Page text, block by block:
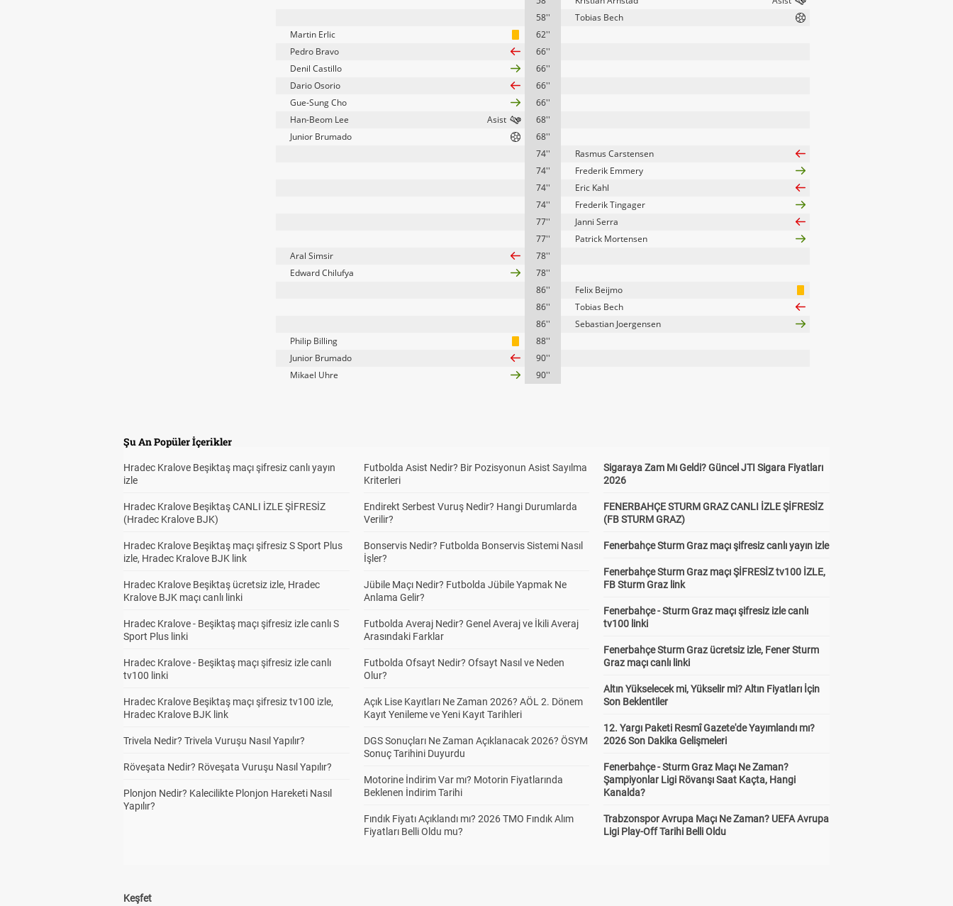
58''
Tobias Bech
Martin Erlic
62''
Pedro Bravo
66''
Denil Castillo
66''
Dario Osorio
66''
Gue-Sung Cho
66''
Han-Beom Lee
68''
Junior Brumado
68''
74''
Rasmus Carstensen
74''
Frederik Emmery
74''
Eric Kahl
74''
Frederik Tingager
77''
Janni Serra
77''
Patrick Mortensen
Aral Simsir
78''
Edward Chilufya
78''
86''
Felix Beijmo
86''
Tobias Bech
86''
Sebastian Joergensen
Philip Billing
88''
Junior Brumado
90''
Mikael Uhre
90''
Şu An Popüler İçerikler
Hradec Kralove Beşiktaş maçı şifresiz canlı yayın
izle
Hradec Kralove Beşiktaş CANLI İZLE ŞİFRESİZ
(Hradec Kralove BJK)
Hradec Kralove Beşiktaş maçı şifresiz S Sport Plus
izle, Hradec Kralove BJK link
Hradec Kralove Beşiktaş ücretsiz izle, Hradec
Kralove BJK maçı canlı linki
Hradec Kralove - Beşiktaş maçı şifresiz izle canlı S
Sport Plus linki
Hradec Kralove - Beşiktaş maçı şifresiz izle canlı
tv100 linki
Hradec Kralove Beşiktaş maçı şifresiz tv100 izle,
Hradec Kralove BJK link
Trivela Nedir? Trivela Vuruşu Nasıl Yapılır?
Röveşata Nedir? Röveşata Vuruşu Nasıl Yapılır?
Plonjon Nedir? Kalecilikte Plonjon Hareketi Nasıl
Yapılır?
Futbolda Asist Nedir? Bir Pozisyonun Asist Sayılma
Kriterleri
Endirekt Serbest Vuruş Nedir? Hangi Durumlarda
Verilir?
Bonservis Nedir? Futbolda Bonservis Sistemi Nasıl
İşler?
Jübile Maçı Nedir? Futbolda Jübile Yapmak Ne
Anlama Gelir?
Futbolda Averaj Nedir? Genel Averaj ve İkili Averaj
Arasındaki Farklar
Futbolda Ofsayt Nedir? Ofsayt Nasıl ve Neden
Olur?
Açık Lise Kayıtları Ne Zaman 2026? AÖL 2. Dönem
Kayıt Yenileme ve Yeni Kayıt Tarihleri
DGS Sonuçları Ne Zaman Açıklanacak 2026? ÖSYM
Sonuç Tarihini Duyurdu
Motorine İndirim Var mı? Motorin Fiyatlarında
Beklenen İndirim Tarihi
Fındık Fiyatı Açıklandı mı? 2026 TMO Fındık Alım
Fiyatları Belli Oldu mu?
Sigaraya Zam Mı Geldi? Güncel JTI Sigara Fiyatları
2026
FENERBAHÇE STURM GRAZ CANLI İZLE ŞİFRESİZ
(FB STURM GRAZ)
Fenerbahçe Sturm Graz maçı şifresiz canlı yayın izle
Fenerbahçe Sturm Graz maçı ŞİFRESİZ tv100 İZLE,
FB Sturm Graz link
Fenerbahçe - Sturm Graz maçı şifresiz izle canlı
tv100 linki
Fenerbahçe Sturm Graz ücretsiz izle, Fener Sturm
Graz maçı canlı linki
Altın Yükselecek mi, Yükselir mi? Altın Fiyatları İçin
Son Beklentiler
12. Yargı Paketi Resmî Gazete'de Yayımlandı mı?
2026 Son Dakika Gelişmeleri
Fenerbahçe - Sturm Graz Maçı Ne Zaman?
Şampiyonlar Ligi Rövanşı Saat Kaçta, Hangi
Kanalda?
Trabzonspor Avrupa Maçı Ne Zaman? UEFA Avrupa
Ligi Play-Off Tarihi Belli Oldu
Keşfet